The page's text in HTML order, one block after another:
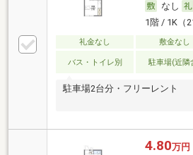
なし
1階 / 1K（
礼金なし 敷金なし
バス・トイレ別 駐車場(近隣
駐車場2台分・フリーレント
4.80万円